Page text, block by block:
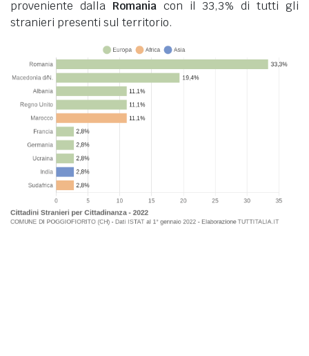
proveniente dalla Romaniacon il 33,3% di tutti gli
stranieri presenti sul territorio.